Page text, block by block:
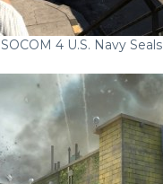
SOCOM 4 U.S. Navy Seals